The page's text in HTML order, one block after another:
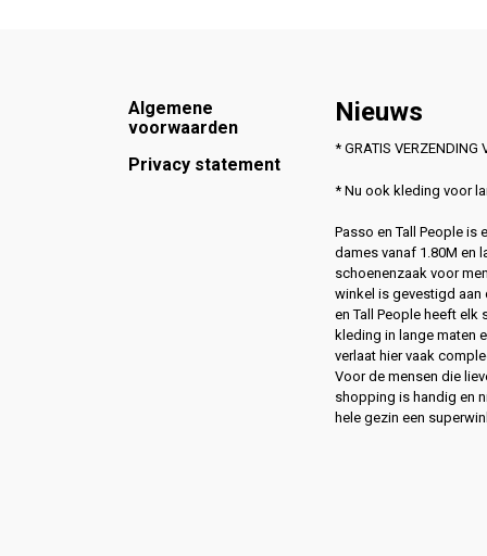
Footer
Algemene
voorwaarden
Privacy statement
Nieuws
* GRATIS VERZENDING
* Nu ook kleding voor
Passo en Tall People is
dames vanaf 1.80M en
schoenenzaak voor
winkel is gevestigd aan
en Tall People heeft
kleding in lange maten
verlaat hier vaak
Voor de mensen die
shopping is handig en
hele gezin een